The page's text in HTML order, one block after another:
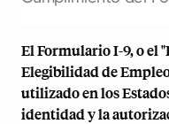
El Formulario I-9, o el
Elegibilidad de
utilizado en los
identidad y la